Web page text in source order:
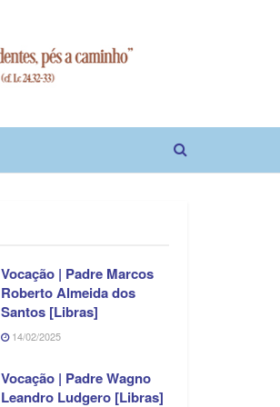
Vocação | Padre Marcos
Roberto Almeida dos
Santos [Libras]
14/02/2025
Vocação | Padre Wagno
Leandro Ludgero [Libras]